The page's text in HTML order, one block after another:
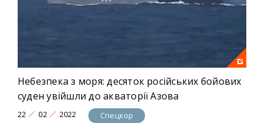
Небезпека з моря: десяток російських бойових
суден увійшли до акваторії Азова
22 02 2022 Спецкор